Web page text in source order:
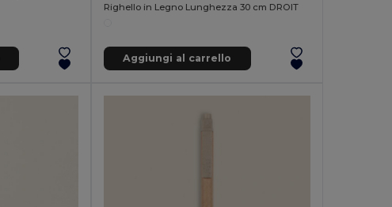
Righello in Legno Lunghezza 30 cm DROIT
Aggiungi al carrello